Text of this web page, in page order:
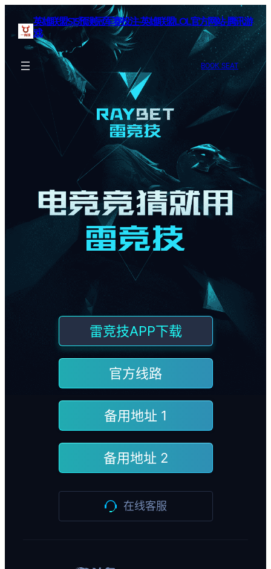
英雄联盟S15预测冠军赛投注-英雄联盟LOL官方网站-腾讯游
戏
BOOK SEAT